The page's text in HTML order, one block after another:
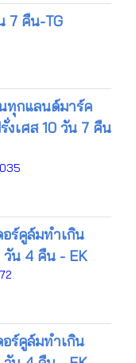
7 คืน-TG
ทุกแลนด์มาร์ค
งเศส 10 วัน 7 คืน
ร์คูล์มทำเกิน
วัน 4 คืน - EK
ร์คูล์มทำเกิน